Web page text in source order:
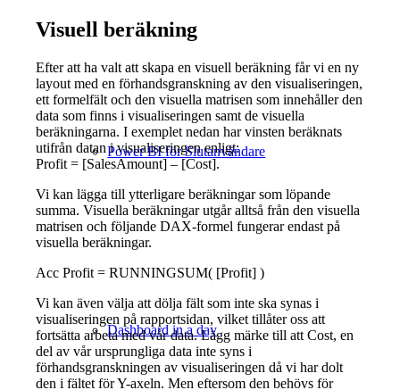
Power BI för Slutanvändare
Dashboard in a day
Visuell beräkning
Efter att ha valt att skapa en visuell beräkning får vi en ny
layout med en förhandsgranskning av den visualiseringen,
ett formelfält och den visuella matrisen som innehåller den
data som finns i visualiseringen samt de visuella
beräkningarna. I exemplet nedan har vinsten beräknats
utifrån datan i visualiseringen enligt:
Profit = [SalesAmount] – [Cost].
Vi kan lägga till ytterligare beräkningar som löpande
summa. Visuella beräkningar utgår alltså från den visuella
matrisen och följande DAX-formel fungerar endast på
visuella beräkningar.
Acc Profit = RUNNINGSUM( [Profit] )
Vi kan även välja att dölja fält som inte ska synas i
visualiseringen på rapportsidan, vilket tillåter oss att
fortsätta arbeta med vår data. Lägg märke till att Cost, en
del av vår ursprungliga data inte syns i
förhandsgranskningen av visualiseringen då vi har dolt
den i fältet för Y-axeln. Men eftersom den behövs för